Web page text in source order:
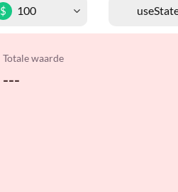
$
Totale waarde
---